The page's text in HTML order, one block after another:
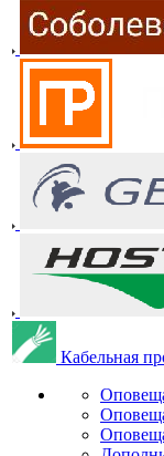
Кабельная